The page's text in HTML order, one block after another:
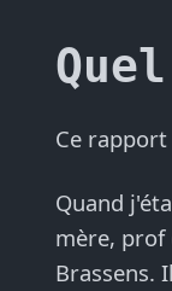
Ce
Quand
mère, prof
Brassens.